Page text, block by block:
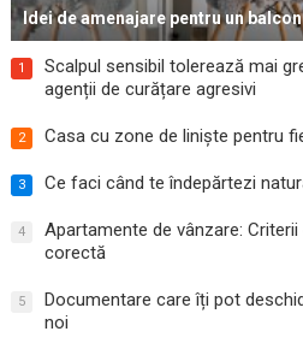
Idei de amenajare pentru un
1
Scalpul sensibil tolerează mai
agenții de curățare agresivi
2 Casa cu zone de liniște pentru
3 Ce faci când te îndepărtezi
4
Apartamente de vânzare:
corectă
5
Documentare care îți pot
noi